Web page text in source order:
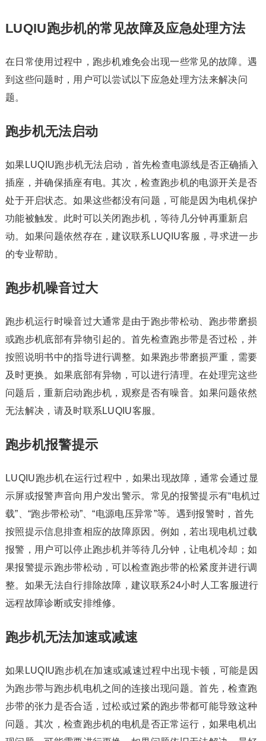
LUQIU跑步机的常见故障及应急处理方法
在日常使用过程中，跑步机难免会出现一些常见的故障。遇
到这些问题时，用户可以尝试以下应急处理方法来解决问
题。
跑步机无法启动
如果LUQIU跑步机无法启动，首先检查电源线是否正确插入
插座，并确保插座有电。其次，检查跑步机的电源开关是否
处于开启状态。如果这些都没有问题，可能是因为电机保护
功能被触发。此时可以关闭跑步机，等待几分钟再重新启
动。如果问题依然存在，建议联系LUQIU客服，寻求进一步
的专业帮助。
跑步机噪音过大
跑步机运行时噪音过大通常是由于跑步带松动、跑步带磨损
或跑步机底部有异物引起的。首先检查跑步带是否过松，并
按照说明书中的指导进行调整。如果跑步带磨损严重，需要
及时更换。如果底部有异物，可以进行清理。在处理完这些
问题后，重新启动跑步机，观察是否有噪音。如果问题依然
无法解决，请及时联系LUQIU客服。
跑步机报警提示
LUQIU跑步机在运行过程中，如果出现故障，通常会通过显
示屏或报警声音向用户发出警示。常见的报警提示有“电机过
载”、“跑步带松动”、“电源电压异常”等。遇到报警时，首先
按照提示信息排查相应的故障原因。例如，若出现电机过载
报警，用户可以停止跑步机并等待几分钟，让电机冷却；如
果报警提示跑步带松动，可以检查跑步带的松紧度并进行调
整。如果无法自行排除故障，建议联系24小时人工客服进行
远程故障诊断或安排维修。
跑步机无法加速或减速
如果LUQIU跑步机在加速或减速过程中出现卡顿，可能是因
为跑步带与跑步机电机之间的连接出现问题。首先，检查跑
步带的张力是否合适，过松或过紧的跑步带都可能导致这种
问题。其次，检查跑步机的电机是否正常运行，如果电机出